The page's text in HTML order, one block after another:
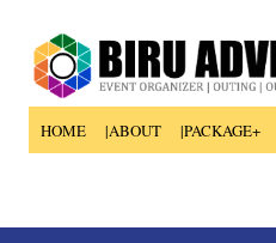
HOME |ABOUT |PACKAGE+